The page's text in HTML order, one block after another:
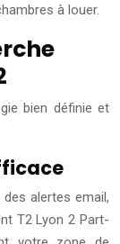
à louer.
bien définie et
alertes email,
T2 Lyon 2 Part-